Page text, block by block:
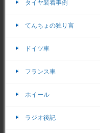
タイヤ装着事例
てんちょの独り言
ドイツ車
フランス車
ホイール
ラジオ後記